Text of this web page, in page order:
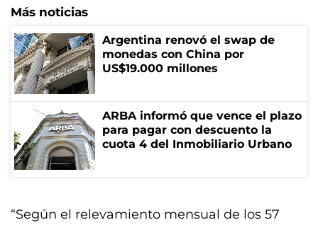
Más noticias
Argentina renovó el swap de
monedas con China por
US$19.000 millones
ARBA informó que vence el plazo
para pagar con descuento la
cuota 4 del Inmobiliario Urbano
“Según el relevamiento mensual de los 57